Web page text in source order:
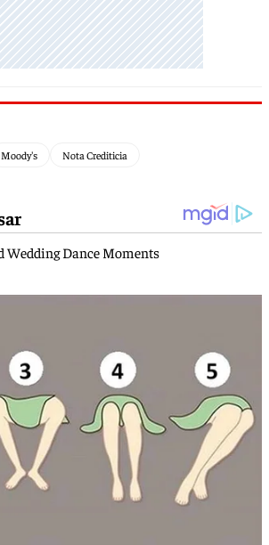
Moody's Nota Crediticia